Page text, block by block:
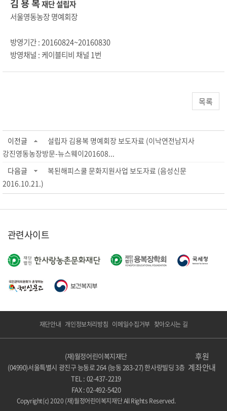
김 용 복재단 설립자
서울영동농장 명예회장
방영기간 : 20160824~20160830
방영채널 : 케이블티비 채널 1번
목록
이전글
설립자 김용복 명예회장 보도자료 (이낙연전남지사
강진영동농장방문-뉴스웨이201608...
다음글
복된해피스쿨 문화지원사업 보도자료 (음성신문
2016.10.21.)
관련사이트
재단안내 개인정보처리방침 이메일수집거부 찾아오시는 길
(재)월정어린이복지재단
(04990)서울특별시 광진구 능동로 264 (능동 283-27) 한사랑빌딩 3층
TEL : 02-437-2219
FAX : 02-492-5420
Copyright(c) 2020 (재)월정어린이복지재단 All Rights Reserved.
후원
계좌안내